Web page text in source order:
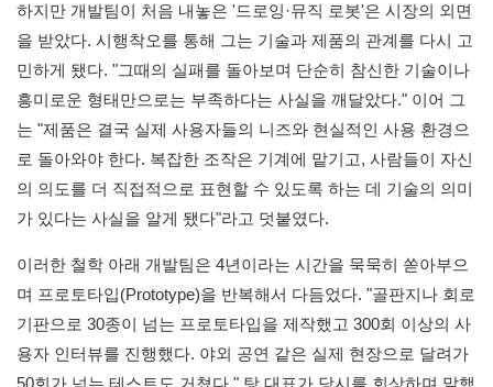
하지만 개발팀이 처음 내놓은 '드로잉·뮤직 로봇'은 시장의 외면
을 받았다. 시행착오를 통해 그는 기술과 제품의 관계를 다시 고
민하게 됐다. "그때의 실패를 돌아보며 단순히 참신한 기술이나
흥미로운 형태만으로는 부족하다는 사실을 깨달았다." 이어 그
는 "제품은 결국 실제 사용자들의 니즈와 현실적인 사용 환경으
로 돌아와야 한다. 복잡한 조작은 기계에 맡기고, 사람들이 자신
의 의도를 더 직접적으로 표현할 수 있도록 하는 데 기술의 의미
가 있다는 사실을 알게 됐다"라고 덧붙였다.
이러한 철학 아래 개발팀은 4년이라는 시간을 묵묵히 쏟아부으
며 프로토타입(Prototype)을 반복해서 다듬었다. "골판지나 회로
기판으로 30종이 넘는 프로토타입을 제작했고 300회 이상의 사
용자 인터뷰를 진행했다. 야외 공연 같은 실제 현장으로 달려가